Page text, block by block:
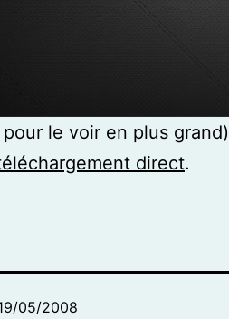
le voir en plus grand)
direct.
05/2008